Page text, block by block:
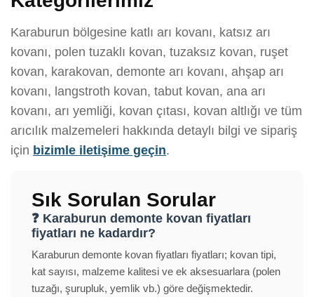
Karaburun bölgesine katlı arı kovanı, katsız arı
kovanı, polen tuzaklı kovan, tuzaksız kovan, ruşet
kovan, karakovan, demonte arı kovanı, ahşap arı
kovanı, langstroth kovan, tabut kovan, ana arı
kovanı, arı yemliği, kovan çıtası, kovan altlığı ve tüm
arıcılık malzemeleri hakkında detaylı bilgi ve sipariş
için bizimle iletişime geçin.
Sık Sorulan Sorular
❓ Karaburun demonte kovan fiyatları
fiyatları ne kadardır?
Karaburun demonte kovan fiyatları fiyatları; kovan tipi,
kat sayısı, malzeme kalitesi ve ek aksesuarlara (polen
tuzağı, şurupluk, yemlik vb.) göre değişmektedir.